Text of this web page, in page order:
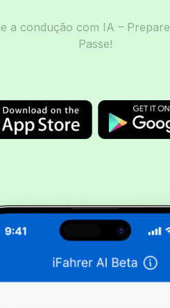
a condução com IA –
Passe!